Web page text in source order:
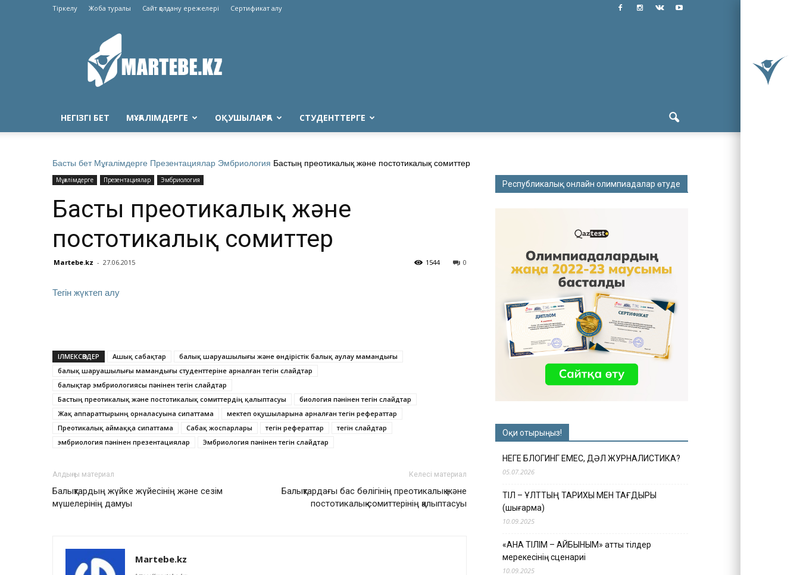
Тіркелу Жоба туралы Сайт қолдану ережелері Сертификат алу
Martebe.kz
білім
сайты
НЕГІЗГІ БЕТ МҰҒАЛІМДЕРГЕ ОҚУШЫЛАРҒА СТУДЕНТТЕРГЕ
Басты бет Мұғалімдерге Презентациялар Эмбриология Бастың преотикалық және постотикалық сомиттер
Мұғалімдерге Презентациялар Эмбриология
Бастың преотикалық және
постотикалық сомиттер
Martebe.kz - 27.06.2015 0
1544
Тегін жүктеп алу
ІЛМЕКСӨЗДЕР Ашық сабақтар
балық шаруашылығы және өндірістік балық аулау мамандығы
балық шаруашылығы мамандығы студенттеріне арналған тегін слайдтар
балықтар эмбриологиясы пәнінен тегін слайдтар
Бастың преотикалық және постотикалық сомиттердің қалыптасуы
биология пәнінен тегін слайдтар
Жақ аппараттырынң орналасуына сипаттама
мектеп оқушыларына арналған тегін рефераттар
Преотикалық аймаққа сипаттама
Сабақ жоспарлары тегін рефераттар
тегін слайдтар
эмбриология пәнінен презентациялар
Эмбриология пәнінен тегін слайдтар
Алдыңғы материал
Балықтардың жүйке жүйесінің және сезім
мүшелерінің дамуы
Келесі материал
Балықтардағы бас бөлігінің преотикалық және
постотикалық сомиттерінің қалыптасуы
Martebe.kz
Республикалық онлайн олимпиадалар өтуде
Оқи отырыңыз!
НЕГЕ БЛОГИНГ ЕМЕС, ДӘЛ ЖУРНАЛИСТИКА?
05.07.2026
ТІЛ – ҰЛТТЫҢ ТАРИХЫ МЕН ТАҒДЫРЫ
(шығарма)
10.09.2025
«АНА ТІЛІМ – АЙБЫНЫМ» атты тілдер
мерекесінің сценариі
10.09.2025